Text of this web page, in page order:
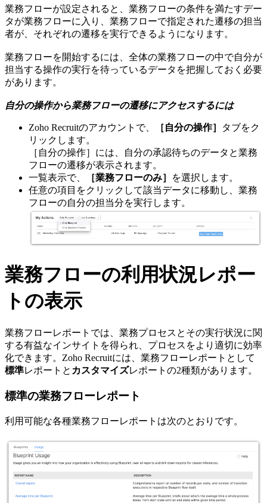
業務フローが設定されると、業務フローの条件を満たすデー
タが業務フローに入り、業務フローで指定された遷移の担当
者が、それぞれの遷移を実行できるようになります。
業務フローを開始するには、全体の業務フローの中で自分が
担当する操作の実行を待っているデータを把握しておく必要
があります。
自分の操作から業務フローの遷移にアクセスするには
Zoho Recruitのアカウントで、 ［自分の操作］
タブをク
リックします。
［自分の操作］には、自分の承認待ちのデータと業務
フローの遷移が表示されます。
一覧表示で、
［業務フローのみ］
を選択します。
任意の項目をクリックして該当データに移動し、業務
フローの自分の担当分を実行します。
業務フローの利用状況レポー
トの表示
業務フローレポートでは、業務プロセスとその実行状況に関
する有益なインサイトを得られ、プロセスをより適切に効率
化できます。Zoho Recruitには、業務フローレポートとして
標準レポートと カスタマイズレポートの2種類があります。
標準の業務フローレポート
利用可能な各種業務フローレポートは次のとおりです。